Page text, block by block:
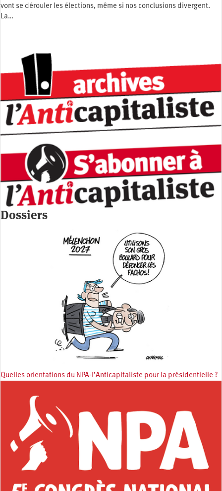
vont se dérouler les élections, même si nos conclusions divergent.
La…
Dossiers
Quelles orientations du NPA-l’Anticapitaliste pour la présidentielle ?